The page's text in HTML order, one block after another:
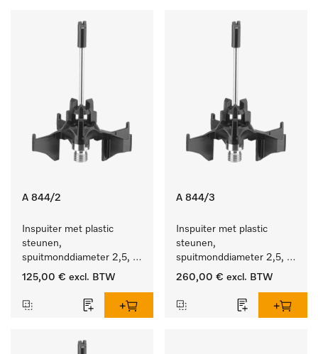
A 844/2
Inspuiter met plastic
steunen,
spuitmonddiameter 2,5,
lengte 80 mm, 10 stuks.
125,00 € excl. BTW
A 844/3
Inspuiter met plastic
steunen,
spuitmonddiameter 2,5,
lengte 80 mm, 20 stuks.
260,00 € excl. BTW